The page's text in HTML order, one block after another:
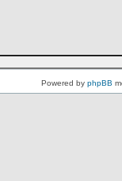
Powered by phpBB